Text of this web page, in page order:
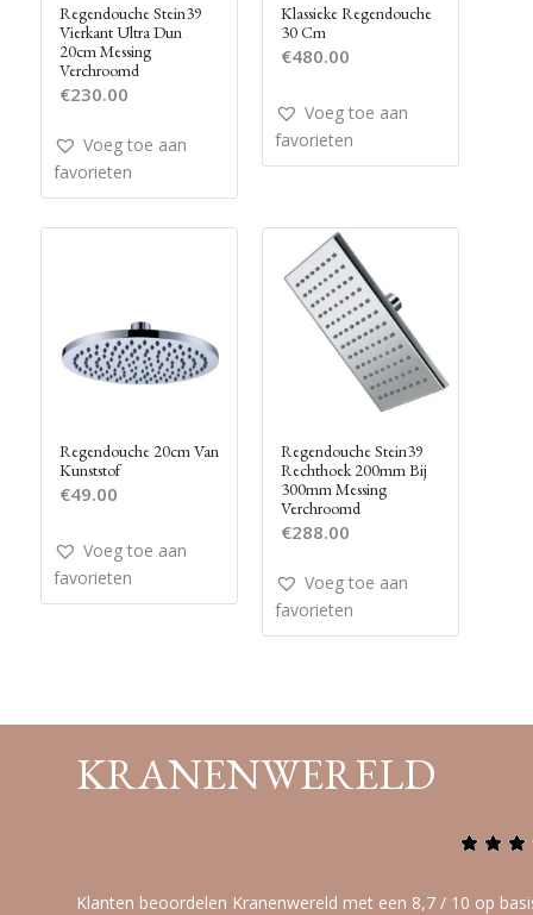
Regendouche Stein39
Vierkant Ultra Dun
20cm Messing
Verchroomd
€230.00
Voeg toe aan
favorieten
Klassieke Regendouche
30 Cm
€480.00
Voeg toe aan
favorieten
Regendouche 20cm Van
Kunststof
€49.00
Voeg toe aan
favorieten
Regendouche Stein39
Rechthoek 200mm Bij
300mm Messing
Verchroomd
€288.00
Voeg toe aan
favorieten
KRANENWERELD
Klanten beoordelen Kranenwereld met een 8,7 / 10 op